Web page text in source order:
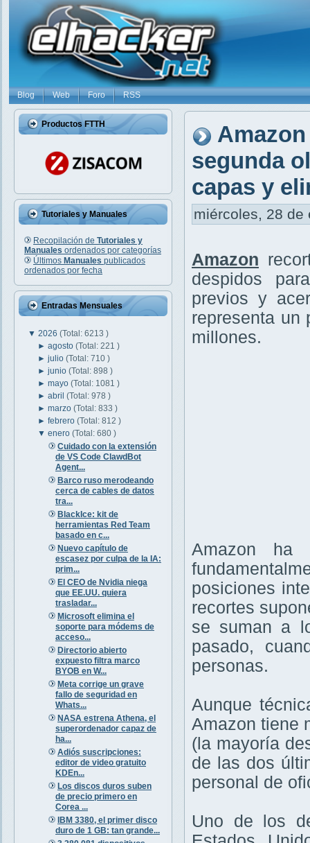
Blog Web Foro RSS
Productos FTTH
Tutoriales y Manuales
Recopilación de Tutoriales y
Manuales ordenados por categorías
Últimos Manuales publicados
ordenados por fecha
Entradas Mensuales
▼ 2026 (Total: 6213 )
►agosto(Total: 221 )
►julio(Total: 710 )
►junio(Total: 898 )
►mayo(Total: 1081 )
►abril(Total: 978 )
►marzo(Total: 833 )
►febrero(Total: 812 )
▼enero(Total: 680 )
Cuidado con la extensión
de VS Code ClawdBot
Agent...
Barco ruso merodeando
cerca de cables de datos
tra...
BlackIce: kit de
herramientas Red Team
basado en c...
Nuevo capítulo de
escasez por culpa de la IA:
prim...
El CEO de Nvidia niega
que EE.UU. quiera
trasladar...
Microsoft elimina el
soporte para módems de
acceso...
Directorio abierto
expuesto filtra marco
BYOB en W...
Meta corrige un grave
fallo de seguridad en
Whats...
NASA estrena Athena, el
superordenador capaz de
ha...
Adiós suscripciones:
editor de video gratuito
KDEn...
Los discos duros suben
de precio primero en
Corea ...
IBM 3380, el primer disco
duro de 1 GB: tan grande...
segunda
capas y
miércoles, 28 de
Amazon
despidos
previos y
representa un
millones.
Amazon ha
posiciones
recortes
se suman a
pasado,
personas.
Aunque
Amazon tiene
(la mayoría
de las dos
personal de
Uno de los